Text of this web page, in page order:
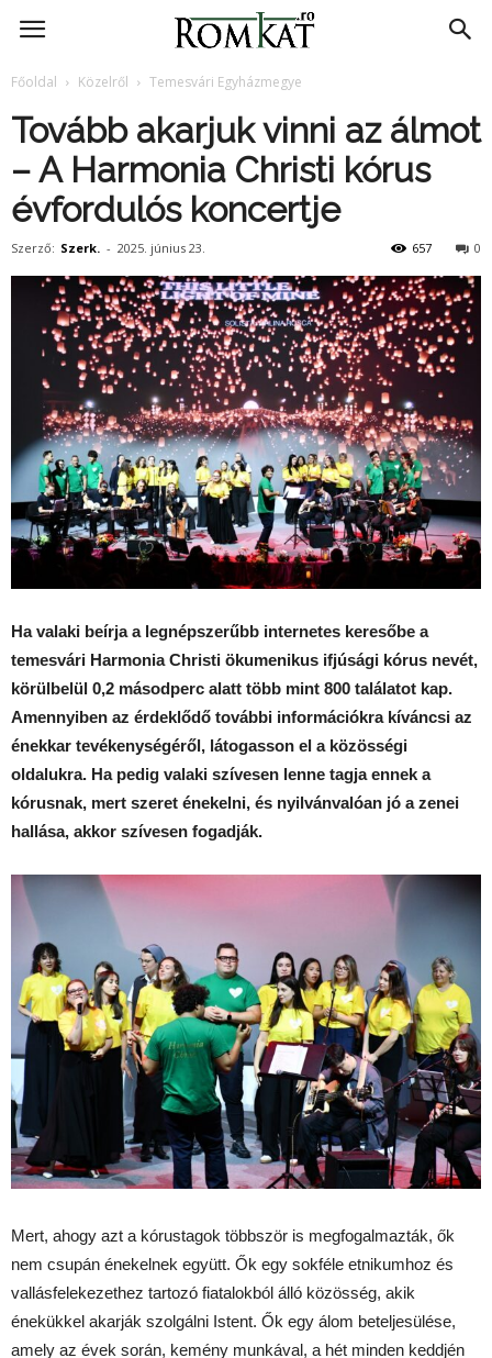
RomKat.ro
Főoldal Közelről Temesvári Egyházmegye
Tovább akarjuk vinni az álmot
– A Harmonia Christi kórus
évfordulós koncertje
Szerző: Szerk. - 2025. június 23. 0
657
Ha valaki beírja a legnépszerűbb internetes keresőbe a
temesvári Harmonia Christi ökumenikus ifjúsági kórus nevét,
körülbelül 0,2 másodperc alatt több mint 800 találatot kap.
Amennyiben az érdeklődő további információkra kíváncsi az
énekkar tevékenységéről, látogasson el a közösségi
oldalukra. Ha pedig valaki szívesen lenne tagja ennek a
kórusnak, mert szeret énekelni, és nyilvánvalóan jó a zenei
hallása, akkor szívesen fogadják.
Mert, ahogy azt a kórustagok többször is megfogalmazták, ők
nem csupán énekelnek együtt. Ők egy sokféle etnikumhoz és
vallásfelekezethez tartozó fiatalokból álló közösség, akik
énekükkel akarják szolgálni Istent. Ők egy álom beteljesülése,
amely az évek során, kemény munkával, a hét minden keddjén